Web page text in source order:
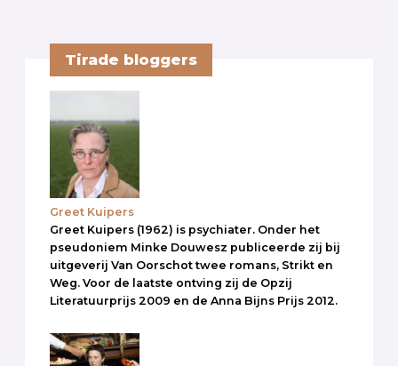
Tirade bloggers
Greet Kuipers
Greet Kuipers (1962) is psychiater. Onder het
pseudoniem Minke Douwesz publiceerde zij bij
uitgeverij Van Oorschot twee romans, Strikt en
Weg. Voor de laatste ontving zij de Opzij
Literatuurprijs 2009 en de Anna Bijns Prijs 2012.